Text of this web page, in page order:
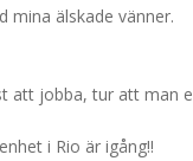
mina älskade vänner.
att jobba, tur att man e
i Rio är igång!!